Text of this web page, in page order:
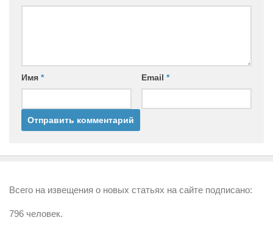
Имя * Email *
Всего на извещения о новых статьях на сайте подписано:
796 человек.